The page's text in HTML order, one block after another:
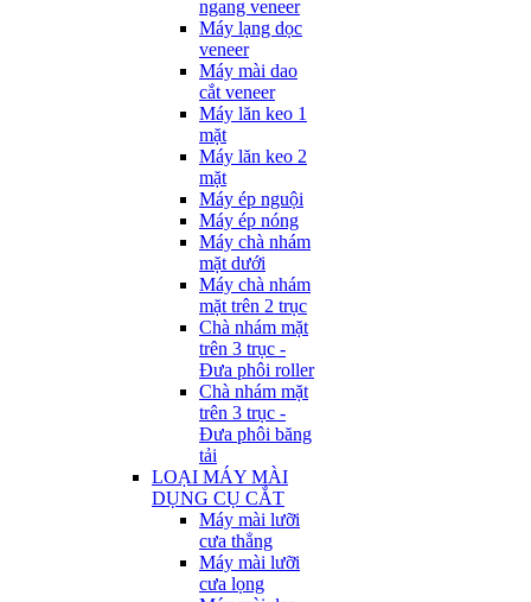
ngang veneer
Máy lạng dọc
veneer
Máy mài dao
cắt veneer
Máy lăn keo 1
mặt
Máy lăn keo 2
mặt
Máy ép nguội
Máy ép nóng
Máy chà nhám
mặt dưới
Máy chà nhám
mặt trên 2 trục
Chà nhám mặt
trên 3 trục -
Đưa phôi roller
Chà nhám mặt
trên 3 trục -
Đưa phôi băng
tải
LOẠI MÁY MÀI
DỤNG CỤ CẮT
Máy mài lưỡi
cưa thẳng
Máy mài lưỡi
cưa lọng